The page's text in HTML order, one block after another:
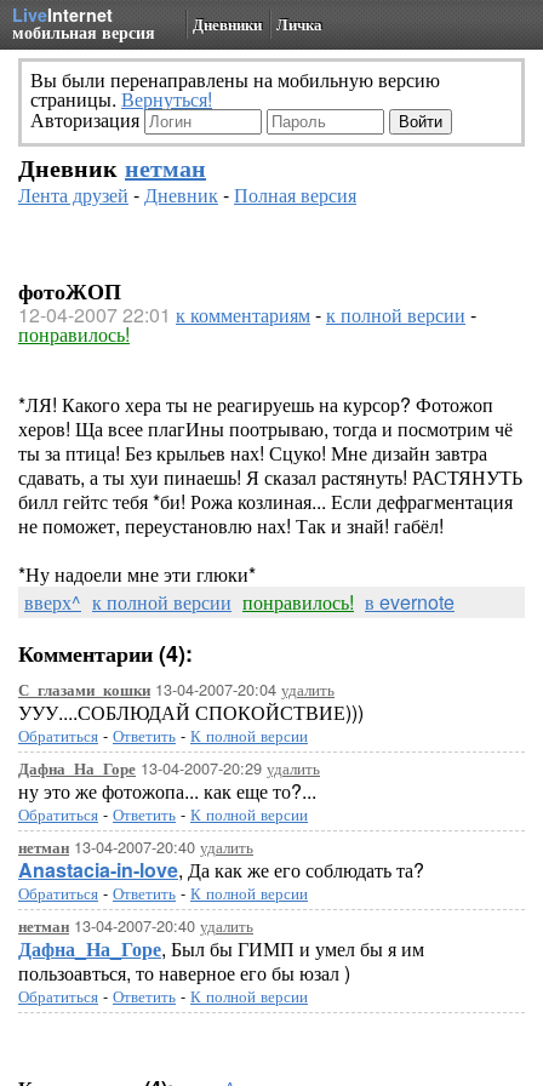
LiveInternet
мобильная версия Дневники Личка
Вы были перенаправлены на мобильную версию
страницы. Вернуться!
Авторизация
Дневник нетман
Лента друзей -Дневник-Полная версия
фотоЖОП
12-04-2007 22:01 к комментариям-к полной версии -
понравилось!
*ЛЯ! Какого хера ты не реагируешь на курсор? Фотожоп
херов! Ща всее плагИны поотрываю, тогда и посмотрим чё
ты за птица! Без крыльев нах! Сцуко! Мне дизайн завтра
сдавать, а ты хуи пинаешь! Я сказал растянуть! РАСТЯНУТЬ
билл гейтс тебя *би! Рожа козлиная... Если дефрагментация
не поможет, переустановлю нах! Так и знай! габёл!
*Ну надоели мне эти глюки*
вверх^ к полной версии понравилось! в evernote
Комментарии (4):
С_глазами_кошки 13-04-2007-20:04 удалить
УУУ....СОБЛЮДАЙ СПОКОЙСТВИЕ)))
Обратиться - Ответить - К полной версии
Дафна_На_Горе 13-04-2007-20:29 удалить
ну это же фотожопа... как еще то?...
Обратиться - Ответить - К полной версии
нетман 13-04-2007-20:40 удалить
Anastacia-in-love, Да как же его соблюдать та?
Обратиться - Ответить - К полной версии
нетман 13-04-2007-20:40 удалить
Дафна_На_Горе, Был бы ГИМП и умел бы я им
пользоавться, то наверное его бы юзал )
Обратиться - Ответить - К полной версии